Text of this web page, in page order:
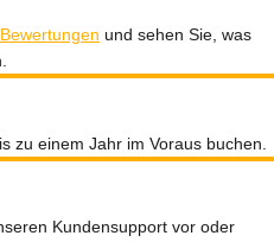
und sehen Sie, was
zu einem Jahr im Voraus buchen.
Kundensupport vor oder